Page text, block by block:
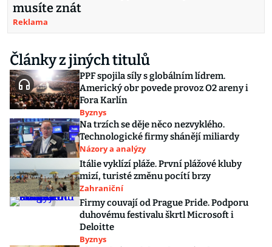
musíte znát
Reklama
Články z jiných titulů
PPF spojila síly s globálním lídrem.
Americký obr povede provoz O2 areny i
Fora Karlín
Byznys
Na trzích se děje něco nezvyklého.
Technologické firmy shánějí miliardy
Názory a analýzy
Itálie vyklízí pláže. První plážové kluby
mizí, turisté změnu pocítí brzy
Zahraniční
Firmy couvají od Prague Pride. Podporu
duhovému festivalu škrtl Microsoft i
Deloitte
Byznys